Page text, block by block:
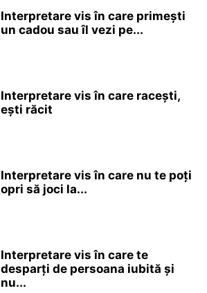
Interpretare vis în care primești
un cadou sau îl vezi pe...
Interpretare vis în care racești,
ești răcit
Interpretare vis în care nu te poți
opri să joci la...
Interpretare vis în care te
desparți de persoana iubită și
nu...